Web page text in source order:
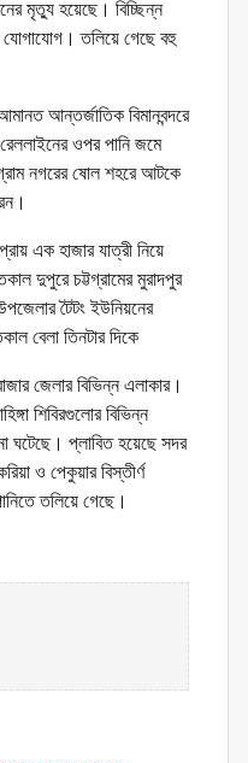
মৃত্যু হয়েছে। বিচ্ছিন্ন
যোগাযোগ। তলিয়ে গেছে বহু
আন্তর্জাতিক বিমানবন্দরে
ওপর পানি জমে
নগরের ষোল শহরে আটকে
এক হাজার যাত্রী নিয়ে
দুপুরে চট্টগ্রামের মুরাদপুর
টৈটং ইউনিয়নের
বেলা তিনটার দিকে
জেলার বিভিন্ন এলাকার।
শিবিরগুলোর বিভিন্ন
ঘটেছে। প্লাবিত হয়েছে সদর
ও পেকুয়ার বিস্তীর্ণ
তলিয়ে গেছে।